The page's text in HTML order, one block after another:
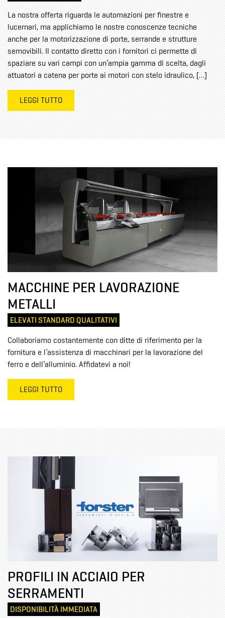
La nostra offerta riguarda le automazioni per finestre e
lucernari, ma applichiamo le nostre conoscenze tecniche
anche per la motorizzazione di porte, serrande e strutture
semovibili. Il contatto diretto con i fornitori ci permette di
spaziare su vari campi con un’ampia gamma di scelta, dagli
attuatori a catena per porte ai motori con stelo idraulico, […]
LEGGI TUTTO
MACCHINE PER LAVORAZIONE
METALLI
ELEVATI STANDARD QUALITATIVI
Collaboriamo costantemente con ditte di riferimento per la
fornitura e l’assistenza di macchinari per la lavorazione del
ferro e dell’alluminio. Affidatevi a noi!
LEGGI TUTTO
PROFILI IN ACCIAIO PER
SERRAMENTI
DISPONIBILITÀ IMMEDIATA